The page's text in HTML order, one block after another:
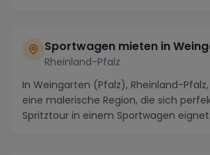
Sportwagen mieten in
Rheinland-Pfalz
In Weingarten (Pfalz), Rheinland-
eine malerische Region, die sich
Spritztour in einem Sportwagen